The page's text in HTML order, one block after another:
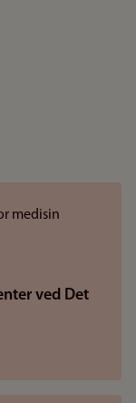
ved Det